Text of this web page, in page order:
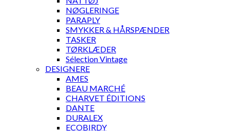
NØGLERINGE
PARAPLY
SMYKKER & HÅRSPÆNDER
TASKER
TØRKLÆDER
Sélection Vintage
DESIGNERE
AMES
BEAU MARCHÉ
CHARVET ÉDITIONS
DANTE
DURALEX
ECOBIRDY